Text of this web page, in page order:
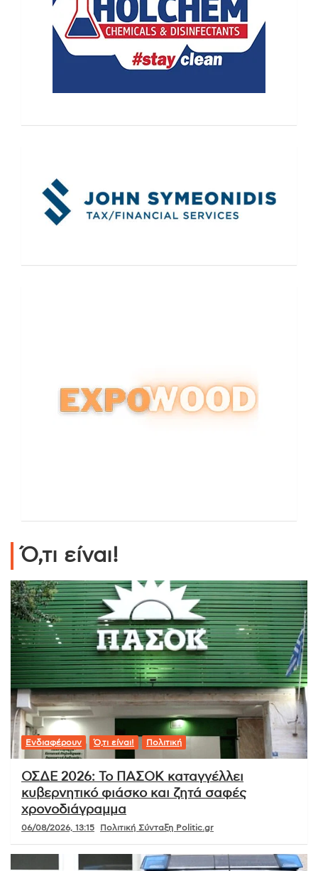
Ό,τι είναι!
Ενδιαφέρουν Ό,τι είναι! Πολιτική
ΟΣΔΕ 2026: Το ΠΑΣΟΚ καταγγέλλει
κυβερνητικό φιάσκο και ζητά σαφές
χρονοδιάγραμμα
06/08/2026, 13:15 Πολιτική Σύνταξη Politic.gr